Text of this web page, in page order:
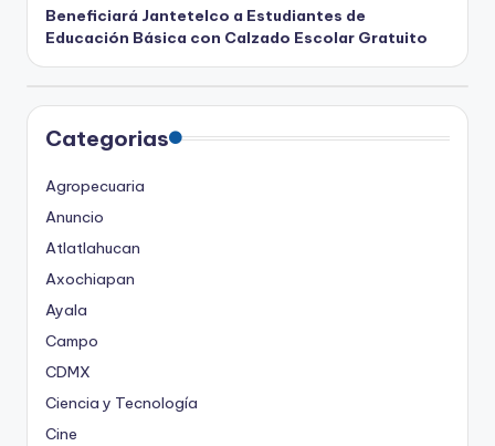
Beneficiará Jantetelco a Estudiantes de
Educación Básica con Calzado Escolar Gratuito
Categorias
Agropecuaria
Anuncio
Atlatlahucan
Axochiapan
Ayala
Campo
CDMX
Ciencia y Tecnología
Cine